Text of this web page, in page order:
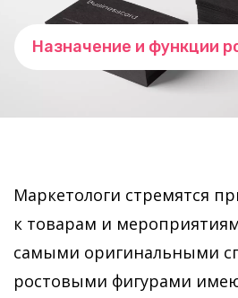
Назначение и функции
Маркетологи стремятся
к товарам и
самыми оригинальными
ростовыми фигурами